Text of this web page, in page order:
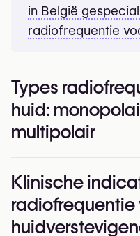
in België
radiofrequentie
Types
huid:
multipolair
Monopolaire
Monopolaire
elektrode toegepast op
Klinische
radiofrequentie